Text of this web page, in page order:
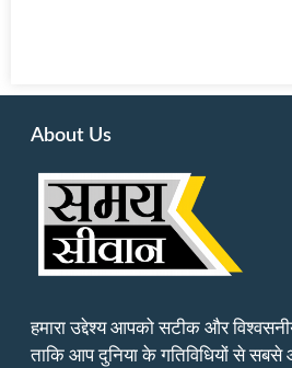
About Us
हमारा उद्देश्य आपको सटीक और
ताकि आप दुनिया के गतिविधियों से